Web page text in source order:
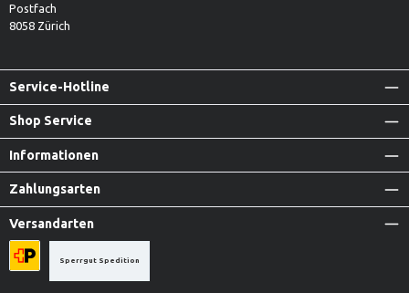
Postfach
8058 Zürich
Service-Hotline
Shop Service
Informationen
Zahlungsarten
Versandarten
Priority A-Post
Sperrgut Spedition